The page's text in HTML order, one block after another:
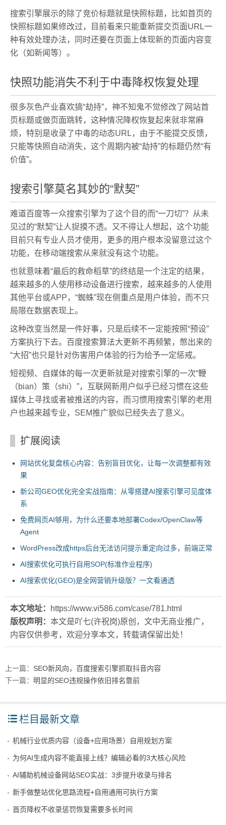
搜索引擎展示的除了竞价标题就是快照标题，比如首页的
快照标题如果修改过，目前看来只能重新提交页面URL一
种有效处理办法，同时还要在页面上体现新的页面内容变
化（如新闻等）。
快照功能消失不利于中毒降权恢复处理
很多灰色产业喜欢搞“劫持”，神不知鬼不觉修改了网站首
页标题或做页面跳转，这种情况降权恢复起来就非常麻
烦，特别是收录了中毒的动态URL，由于不能提交反馈，
只能等快照自动消失，这个周期内被“劫持”的标题仍然“有
价值”。
搜索引擎莫名其妙的“默契”
难道百度等一众搜索引擎为了这个目的而“一刀切”？从未
见过的“默契”让人捉摸不透。又不得让人想起，这个功能
目前只有专业人员才使用，更多的用户根本没留意过这个
功能，在移动端搜索从来就没有这个功能。
也就意味着“最后的救命稻草”的终结是一个注定的结果，
越来越多的人使用移动设备进行搜索，越来越多的人使用
其他平台或APP，“蜘蛛”现在侧重点是用户体验，而不只
局限在数据表现上。
这种改变当然是一件好事，只是后续不一定能按照“预设”
方案执行下去。百度搜索算法大更新不再频繁，憋出来的
“大招”也只是针对伤害用户体验的行为给予一定惩戒。
短视频、自媒体的每一次更新就是对搜索引擎的一次“鞭
（bian）策（shi）”，互联网新用户似乎已经习惯在这些
媒体上寻找或者被推送的内容，而习惯用搜索引擎的老用
户也越来越专业，SEM推广貌似已经失去了意义。
扩展阅读
网站优化复盘核心内容：告别盲目优化，让每一次调整都有效
果
新公司GEO优化完全实战指南：从零搭建AI搜索引擎可见度体
系
免费网页AI够用，为什么还要本地部署Codex/OpenClaw等
Agent
WordPress改成https后台无法访问提示重定向过多，前端正常
AI搜索优化可执行自用SOP(标准作业程序)
AI搜索优化(GEO)是全网营销升级版？一文看通透
本文地址：
https://www.vi586.com/case/781.html
版权声明： 本文是吖七(许祝岗)原创，文中无商业推广，
内容仅供参考，欢迎分享本文，转载请保留出处！
上一篇： SEO新风向，百度搜索引擎抓取抖音内容
下一篇：
明显的SEO违规操作依旧排名靠前
栏目最新文章
机械行业优质内容（设备+应用场景）自用规划方案
为何AI生成内容不能直接上线？编辑必看的3大核心风险
AI辅助机械设备网站SEO实战：3步提升收录与排名
新手做整站优化思路流程+自用通用可执行方案
首页降权不收录惩罚恢复需要多长时间